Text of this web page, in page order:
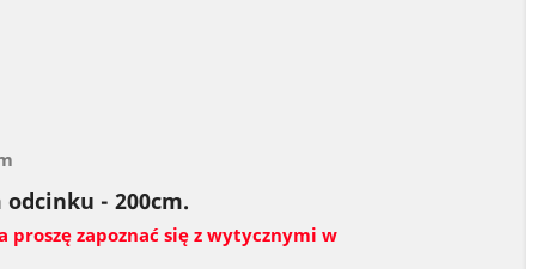
- 200cm.
proszę zapoznać się z wytycznymi w